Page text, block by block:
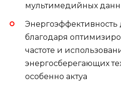
мультимедийных
Энергоэффективность
благодаря
частоте и
энергосберегающих
особенно актуа